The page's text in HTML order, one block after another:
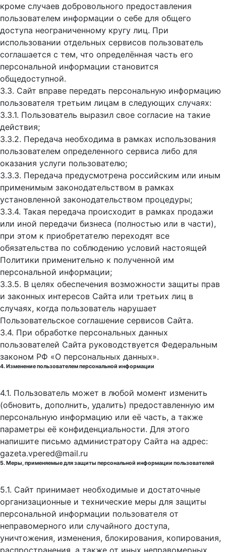
кроме случаев добровольного предоставления
пользователем информации о себе для общего
доступа неограниченному кругу лиц. При
использовании отдельных сервисов пользователь
соглашается с тем, что определённая часть его
персональной информации становится
общедоступной.
3.3. Сайт вправе передать персональную информацию
пользователя третьим лицам в следующих случаях:
3.3.1. Пользователь выразил свое согласие на такие
действия;
3.3.2. Передача необходима в рамках использования
пользователем определенного сервиса либо для
оказания услуги пользователю;
3.3.3. Передача предусмотрена российским или иным
применимым законодательством в рамках
установленной законодательством процедуры;
3.3.4. Такая передача происходит в рамках продажи
или иной передачи бизнеса (полностью или в части),
при этом к приобретателю переходят все
обязательства по соблюдению условий настоящей
Политики применительно к полученной им
персональной информации;
3.3.5. В целях обеспечения возможности защиты прав
и законных интересов Сайта или третьих лиц в
случаях, когда пользователь нарушает
Пользовательское соглашение сервисов Сайта.
3.4. При обработке персональных данных
пользователей Сайта руководствуется Федеральным
законом РФ «О персональных данных».
4. Изменение пользователем персональной информации
4.1. Пользователь может в любой момент изменить
(обновить, дополнить, удалить) предоставленную им
персональную информацию или её часть, а также
параметры её конфиденциальности. Для этого
напишите письмо администратору Сайта на адрес:
gazeta.vpered@mail.ru
5. Меры, применяемые для защиты персональной информации пользователей
5.1. Сайт принимает необходимые и достаточные
организационные и технические меры для защиты
персональной информации пользователя от
неправомерного или случайного доступа,
уничтожения, изменения, блокирования, копирования,